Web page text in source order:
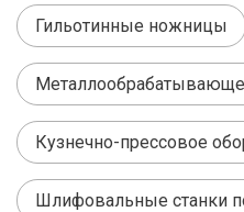
Гильотинные ножницы
Кузнечно-прессовое
Шлифовальные станки